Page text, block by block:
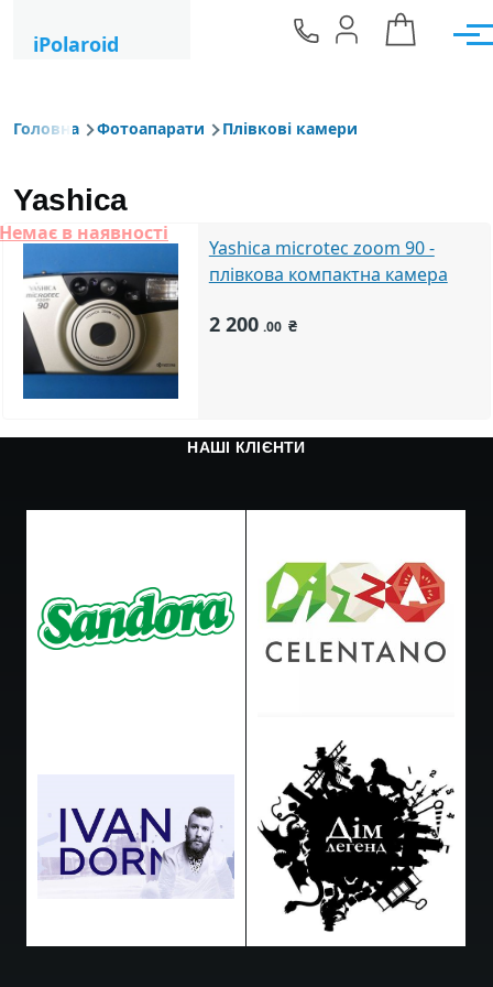
iPolaroid
Рядок навіґації
Головна Фотоапарати Плівкові камери
Yashica
Немає в наявності
Yashica microtec zoom 90 -
плівкова компактна камера
2 200 .00 ₴
НАШІ КЛІЄНТИ